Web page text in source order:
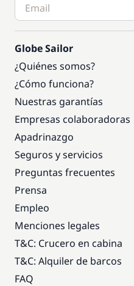
Globe Sailor
¿Quiénes somos?
¿Cómo funciona?
Nuestras garantías
Empresas colaboradoras
Apadrinazgo
Seguros y servicios
Preguntas frecuentes
Prensa
Empleo
Menciones legales
T&C: Crucero en cabina
T&C: Alquiler de barcos
FAQ